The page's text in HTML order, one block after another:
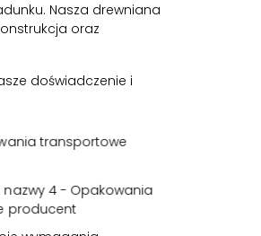
Nasza drewniana
oraz
doświadczenie i